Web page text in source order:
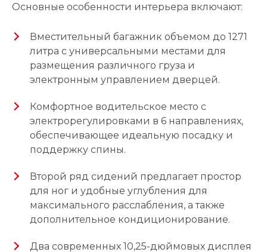
Основные особенности интерьера включают:
Вместительный багажник объемом до 1271
литра с универсальными местами для
размещения различного груза и
электронным управлением дверцей.
Комфортное водительское место с
электрорегулировками в 6 направлениях,
обеспечивающее идеальную посадку и
поддержку спины.
Второй ряд сидений предлагает простор
для ног и удобные углубления для
максимального расслабления, а также
дополнительное кондиционирование.
Два современных 10,25-дюймовых дисплея